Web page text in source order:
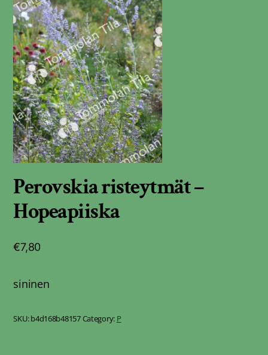
Perovskia risteytmät –
Hopeapiiska
€7,80
sininen
SKU:b4d168b48157Category: P